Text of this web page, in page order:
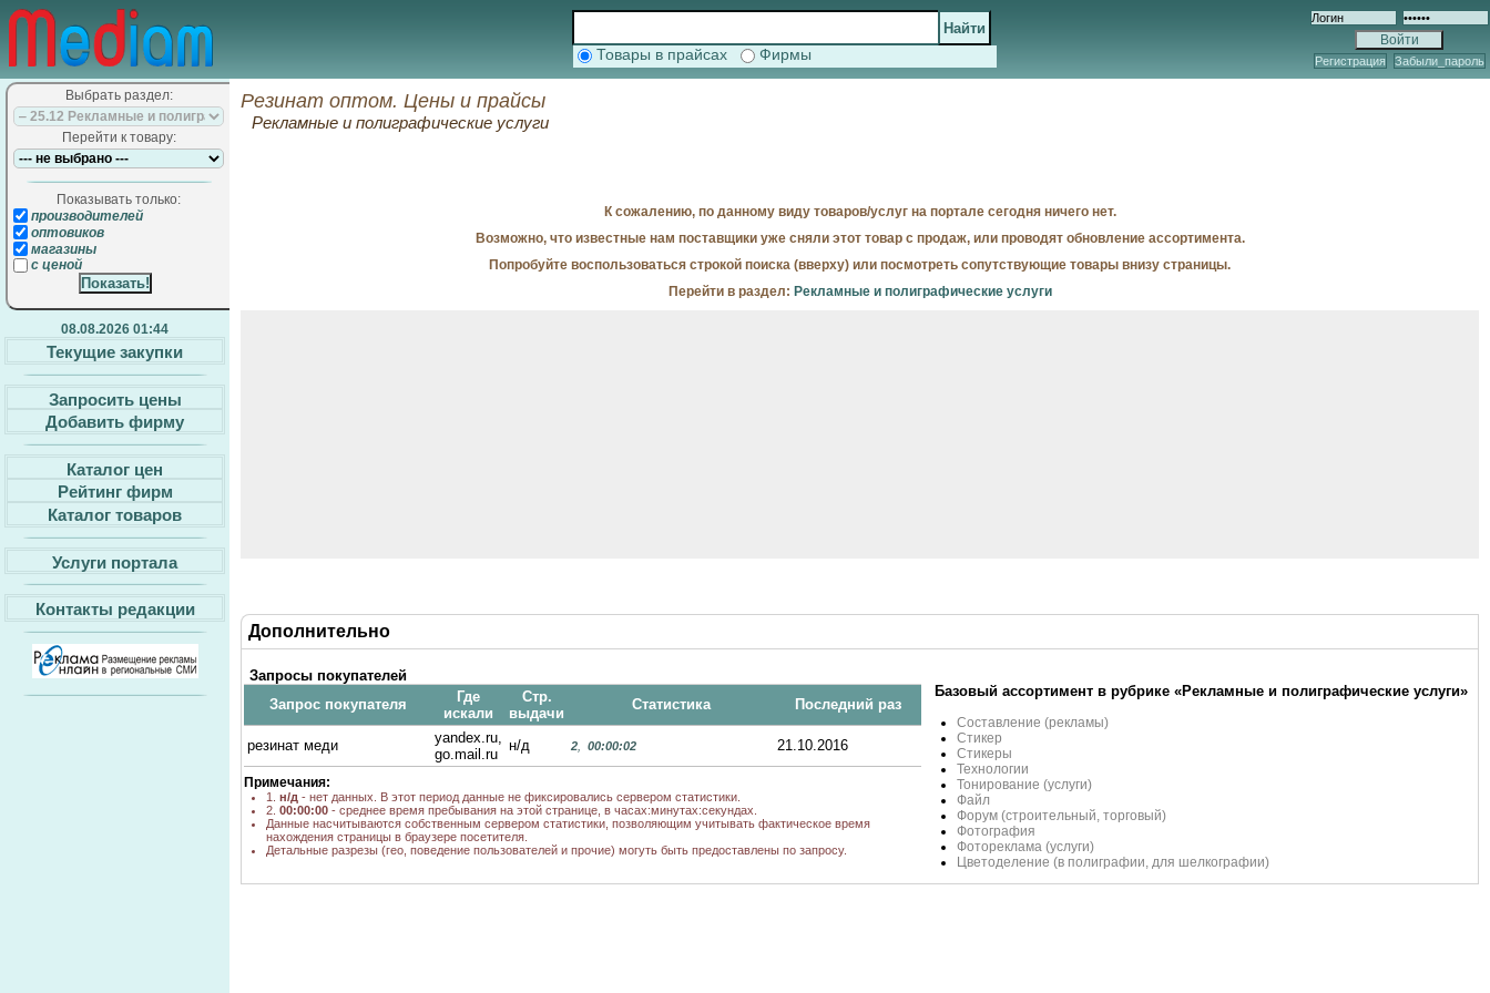
Товары в прайсах Фирмы Регистрация Забыли_пароль
Выбрать раздел:
Перейти к товару:
Показывать только:
производителей
оптовиков
магазины
с ценой
08.08.2026 01:44
Текущие закупки
Запросить цены
Добавить фирму
Каталог цен
Рейтинг фирм
Каталог товаров
Услуги портала
Контакты редакции
Резинат оптом. Цены и прайсы
Рекламные и полиграфические услуги
К сожалению, по данному виду товаров/услуг на портале сегодня ничего нет.
Возможно, что известные нам поставщики уже сняли этот товар с продаж, или проводят обновление ассортимента.
Попробуйте воспользоваться строкой поиска (вверху) или посмотреть сопутствующие товары внизу страницы.
Перейти в раздел: Рекламные и полиграфические услуги
Дополнительно
Запросы покупателей
Запрос покупателя
Где
искали
Стр.
выдачи
Статистика Последний раз
резинат меди
yandex.ru,
go.mail.ru
н/д 2 00:00:02 21.10.2016
Примечания:
1. н/д - нет данных. В этот период данные не фиксировались сервером статистики.
2. 00:00:00 - среднее время пребывания на этой странице, в часах:минутах:секундах.
Данные насчитываются собственным сервером статистики, позволяющим учитывать фактическое время
нахождения страницы в браузере посетителя.
Детальные разрезы (гео, поведение пользователей и прочие) могуть быть предоставлены по запросу.
Базовый ассортимент в рубрике «Рекламные и полиграфические услуги»
Составление (рекламы)
Стикер
Стикеры
Технологии
Тонирование (услуги)
Файл
Форум (строительный, торговый)
Фотография
Фотореклама (услуги)
Цветоделение (в полиграфии, для шелкографии)